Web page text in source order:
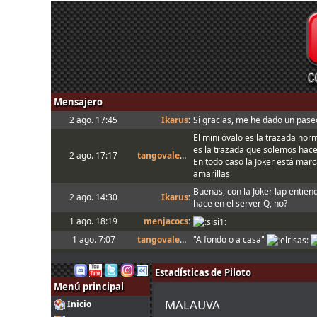
Mensajero
2 ago. 17:45 Ikarus: Si gracias, me he dado un
2 ago. 17:17 tangovalens
El mini óvalo es la trazada
es la trazada que solemos
En todo caso la Joker está
amarillas
2 ago. 14:30
Ikarus: Buenas, con la Joker lap
hace en el server Q, no?
1 ago. 18:19
menjacocs:
1 ago. 7:07
tangovalens "A fondo o a casa"
31 jul. 12:40
camtawn: Menjacocs, ten agallas y T1 ;
31 jul. 10:51
mitsumeku
setup
Menú principal
Inicio
Estadísticas de Piloto
MALAUVA